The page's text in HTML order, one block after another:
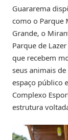
Guararema
como o Parque
Grande, o
Parque de
que recebem
seus animais
espaço público
Complexo
estrutura